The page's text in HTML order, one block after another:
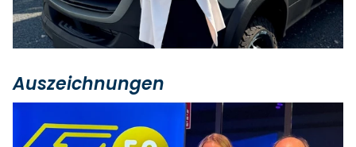
Auszeichnungen